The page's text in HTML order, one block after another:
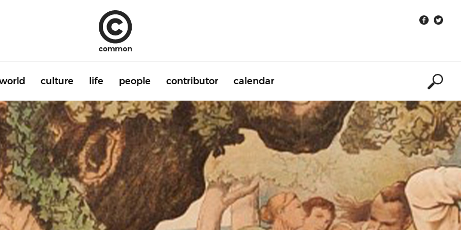
culture life people contributor calendar